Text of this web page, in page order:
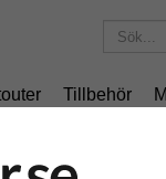
Tillbehör